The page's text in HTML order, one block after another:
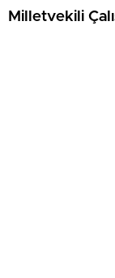
Milletvekili